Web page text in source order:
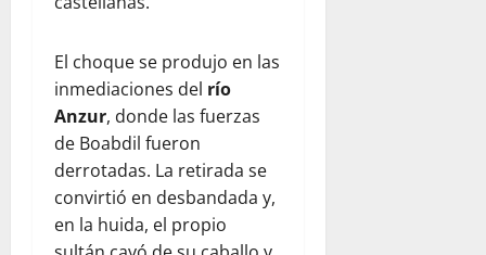
El choque se produjo en las
inmediaciones del río
Anzur, donde las fuerzas
de Boabdil fueron
derrotadas. La retirada se
convirtió en desbandada y,
en la huida, el propio